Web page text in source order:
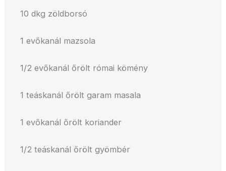
10 dkg zöldborsó
1 evőkanál mazsola
1/2 evőkanál őrölt római kömény
1 teáskanál őrölt garam masala
1 evőkanál őrölt koriander
1/2 teáskanál őrölt gyömbér